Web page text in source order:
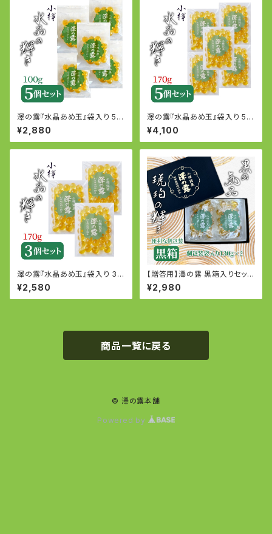
澤の露『水晶あめ玉』袋入り 5個
セット (100g×5個)
¥2,880
澤の露『水晶あめ玉』袋入り 5個
セット (170g×5個)
¥4,100
澤の露『水晶あめ玉』袋入り 3個
セット (170g×3個)
¥2,580
【贈答用】澤の露 黒箱入りセット
（個包装袋入り130g×2）
¥2,980
商品一覧に戻る
© 澤の露本舗
Powered by